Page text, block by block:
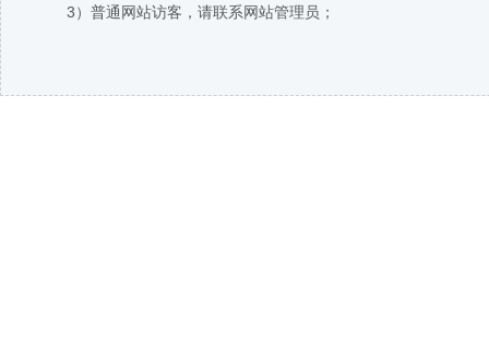
3）普通网站访客，请联系网站管理员；